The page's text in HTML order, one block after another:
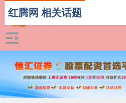
红腾网 相关话题